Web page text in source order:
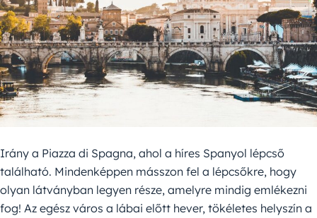
Irány a Piazza di Spagna, ahol a híres Spanyol lépcső
található. Mindenképpen másszon fel a lépcsőkre, hogy
olyan látványban legyen része, amelyre mindig emlékezni
fog! Az egész város a lábai előtt hever, tökéletes helyszín a